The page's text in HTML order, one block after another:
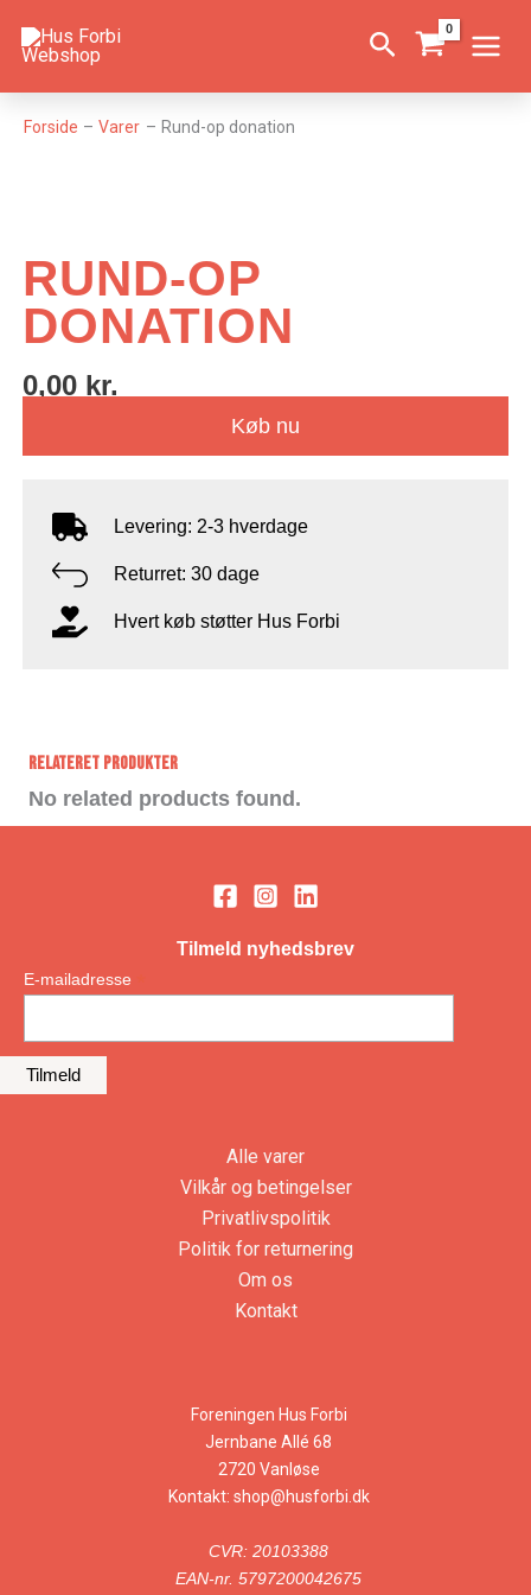
Søg
Forside Varer Rund-op donation
RUND-OP
DONATION
0,00 kr.
Køb nu
Levering: 2-3 hverdage
Returret: 30 dage
Hvert køb støtter Hus Forbi
Relateret Produkter
No related products found.
Tilmeld nyhedsbrev
E-mailadresse
Alle varer
Vilkår og betingelser
Privatlivspolitik
Politik for returnering
Om os
Kontakt
Foreningen Hus Forbi
Jernbane Allé 68
2720 Vanløse
Kontakt: shop@husforbi.dk
CVR: 20103388
EAN-nr. 5797200042675